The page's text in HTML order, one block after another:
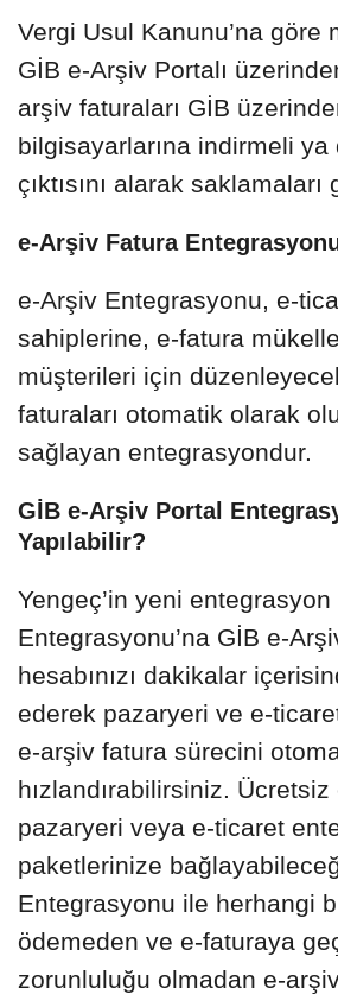
Vergi Usul Kanunu’na göre
GİB e-Arşiv Portalı
arşiv faturaları GİB
bilgisayarlarına indirmeli ya
çıktısını alarak saklamaları
e-Arşiv Fatura
e-Arşiv Entegrasyonu, e-
sahiplerine, e-fatura
müşterileri için
faturaları otomatik olarak
sağlayan entegrasyondur.
GİB e-Arşiv Portal
Yapılabilir?
Yengeç’in yeni
Entegrasyonu’na GİB e-
hesabınızı dakikalar
ederek pazaryeri ve e-
e-arşiv fatura sürecini
hızlandırabilirsiniz. Ücretsiz
pazaryeri veya e-ticaret
paketlerinize
Entegrasyonu ile herhangi
ödemeden ve e-faturaya
zorunluluğu olmadan e-arşiv